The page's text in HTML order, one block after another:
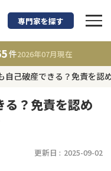
債務整理に強い弁
都道府県を選択
965
件
日 :
専門家を探す
件2026年07月現在
自己破産できる？免責を認
る？免責を認め
更新日 : 2025-09-02